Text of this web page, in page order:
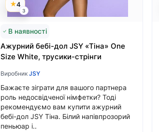
3599 грн
4
3
В наявності
Ажурний бебі-дол JSY «Тіна» One
Size White, трусики-стрінги
Виробник JSY
Бажаєте зіграти для вашого партнера
роль недосвідченої німфетки? Тоді
рекомендуємо вам купити ажурний
бебі-дол JSY Тіна. Білий напівпрозорий
пеньюар і..